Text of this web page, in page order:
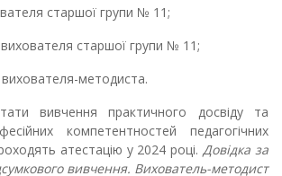
старшої групи № 11;
старшої групи № 11;
методиста.
вивчення практичного досвіду та
компетентностей педагогічних
атестацію у 2024 році.Довідка за
вивчення. Вихователь-методист